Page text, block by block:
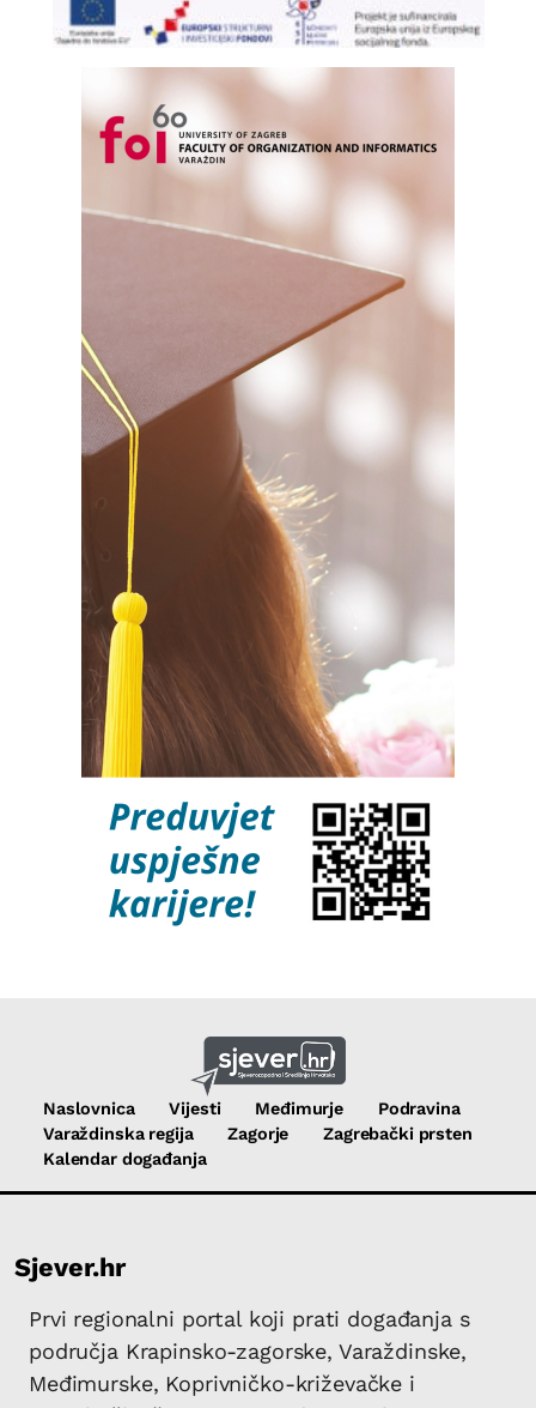
Naslovnica Vijesti Međimurje
Podravina
Varaždinska regija
Zagorje
Zagrebački prsten
Kalendar događanja
Sjever.hr
Prvi regionalni portal koji prati događanja s
područja Krapinsko-zagorske, Varaždinske,
Međimurske, Koprivničko-križevačke i